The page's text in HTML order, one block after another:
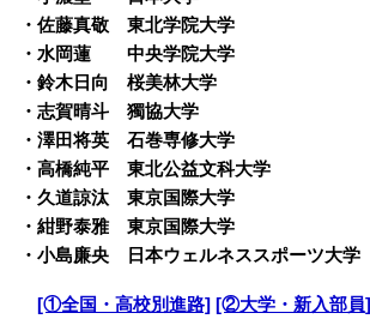
・佐藤真敬 東北学院大学
・水岡蓮 中央学院大学
・鈴木日向 桜美林大学
・志賀晴斗 獨協大学
・澤田将英 石巻専修大学
・高橋純平 東北公益文科大学
・久道諒汰 東京国際大学
・紺野泰雅 東京国際大学
・小島廉央 日本ウェルネススポーツ大学
[①全国・高校別進路] [②大学・新入部員]